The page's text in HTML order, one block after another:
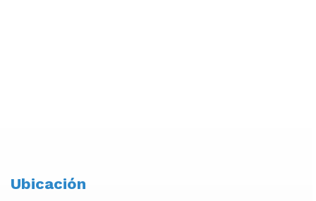
Ubicación